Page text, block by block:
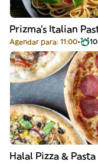
Prizma's Italian
Agendar para: 11:00
Halal Pizza & Pasta